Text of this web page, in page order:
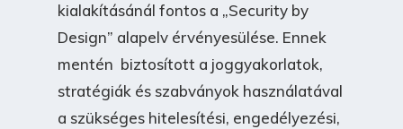
kialakításánál fontos a „Security by
Design” alapelv érvényesülése. Ennek
mentén biztosított a joggyakorlatok,
stratégiák és szabványok használatával
a szükséges hitelesítési, engedélyezési,